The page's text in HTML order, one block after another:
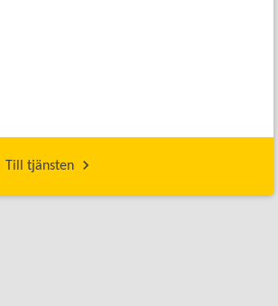
Till tjänsten